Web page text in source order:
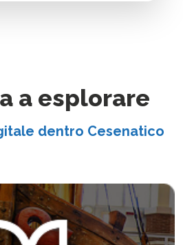
a esplorare
dentro Cesenatico